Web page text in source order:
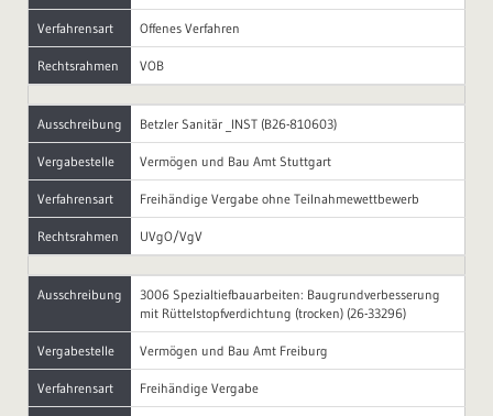
Verfahrensart Offenes Verfahren
Rechtsrahmen VOB
Ausschreibung Betzler Sanitär _INST (B26-810603)
Vergabestelle Vermögen und Bau Amt Stuttgart
Verfahrensart Freihändige Vergabe ohne Teilnahmewettbewerb
Rechtsrahmen UVgO/VgV
Ausschreibung
3006 Spezialtiefbauarbeiten: Baugrundverbesserung
mit Rüttelstopfverdichtung (trocken) (26-33296)
Vergabestelle Vermögen und Bau Amt Freiburg
Verfahrensart Freihändige Vergabe